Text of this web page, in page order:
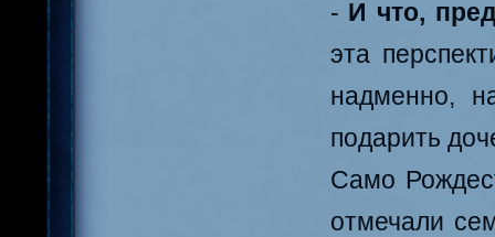
- И что,
эта
надменно,
подарить
Само
отмечали